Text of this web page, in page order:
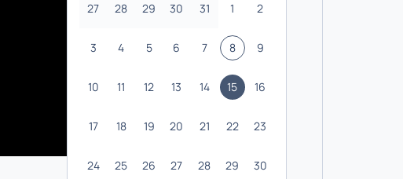
27 28 29 30 31 1 2
3 4 5 6 7 8 9
10 11 12 13 14 15 16
17 18 19 20 21 22 23
24 25 26 27 28 29 30